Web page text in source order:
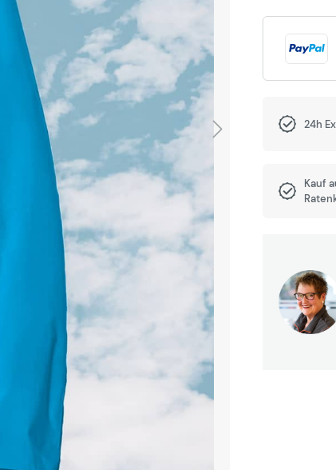
24h
Kauf